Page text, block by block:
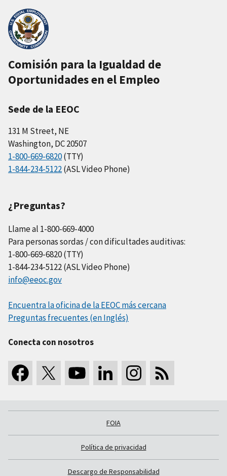
Comisión para la Igualdad de
Oportunidades en el Empleo
Sede de la EEOC
131 M Street, NE
Washington, DC 20507
1-800-669-6820(TTY)
1-844-234-5122(ASL Video Phone)
¿Preguntas?
Llame al 1-800-669-4000
Para personas sordas / con dificultades auditivas:
1-800-669-6820 (TTY)
1-844-234-5122 (ASL Video Phone)
info@eeoc.gov
Encuentra la oficina de la EEOC más cercana
Preguntas frecuentes (en Inglés)
Conecta con nosotros
FOIA
Política de privacidad
Descargo de Responsabilidad